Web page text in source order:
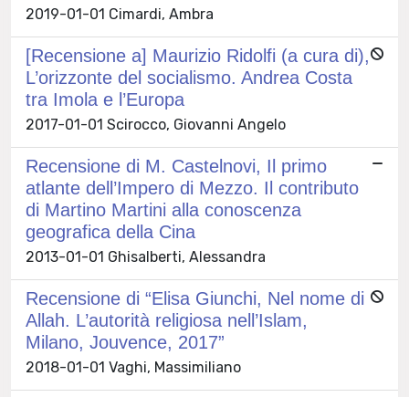
2019-01-01 Cimardi, Ambra
[Recensione a] Maurizio Ridolfi (a cura di),
L’orizzonte del socialismo. Andrea Costa
tra Imola e l’Europa
2017-01-01 Scirocco, Giovanni Angelo
Recensione di M. Castelnovi, Il primo
atlante dell’Impero di Mezzo. Il contributo
di Martino Martini alla conoscenza
geografica della Cina
2013-01-01 Ghisalberti, Alessandra
Recensione di “Elisa Giunchi, Nel nome di
Allah. L’autorità religiosa nell’Islam,
Milano, Jouvence, 2017”
2018-01-01 Vaghi, Massimiliano